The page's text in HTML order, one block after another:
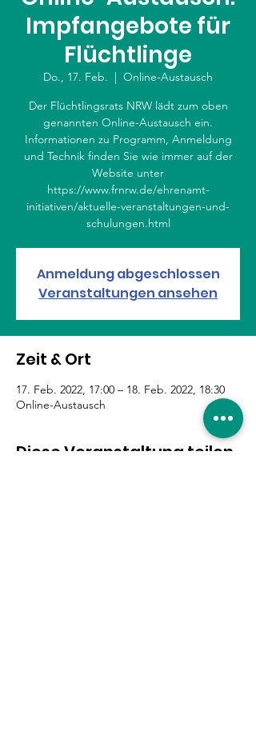
Impfangebote für
Flüchtlinge
Do., 17. Feb.
  |
Online-Austausch
Der Flüchtlingsrats NRW lädt zum oben
genannten Online-Austausch ein.
Informationen zu Programm, Anmeldung
und Technik finden Sie wie immer auf der
Website unter
https://www.frnrw.de/ehrenamt-
initiativen/aktuelle-veranstaltungen-und-
schulungen.html
Anmeldung abgeschlossen
Veranstaltungen ansehen
Zeit & Ort
17. Feb. 2022, 17:00 – 18. Feb. 2022, 18:30
Online-Austausch
Diese Veranstaltung teilen